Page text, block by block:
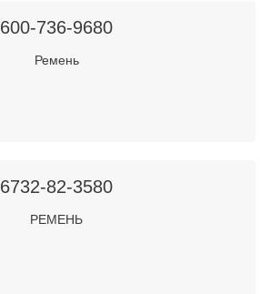
600-736-9680
Ремень
6732-82-3580
РЕМЕНЬ